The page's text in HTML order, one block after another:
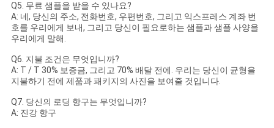
Q5. 무료 샘플을 받을 수 있나요?
A: 네, 당신의 주소, 전화번호, 우편번호, 그리고 익스프레스 계좌 번
호를 우리에게 보내, 그리고 당신이 필요로하는 샘플과 샘플 사양을
우리에게 말해.
Q6. 지불 조건은 무엇입니까?
A: T / T 30% 보증금, 그리고 70% 배달 전에. 우리는 당신이 균형을
지불하기 전에 제품과 패키지의 사진을 보여줄 것입니다.
Q7. 당신의 로딩 항구는 무엇입니까?
A: 진강 항구